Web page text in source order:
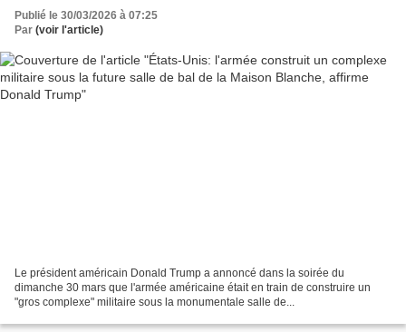
Publié le 30/03/2026 à 07:25
Par (voir l'article)
Le président américain Donald Trump a annoncé dans la soirée du
dimanche 30 mars que l'armée américaine était en train de construire un
"gros complexe" militaire sous la monumentale salle de...